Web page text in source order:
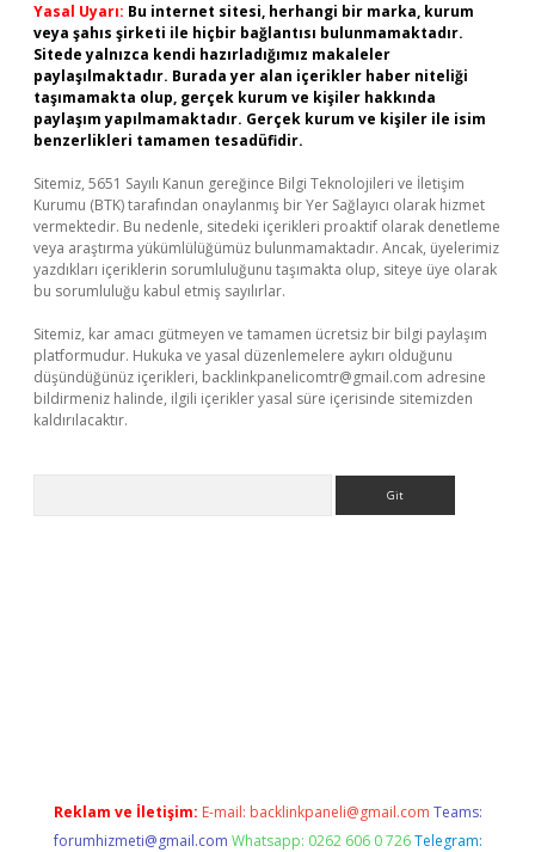
Yasal Uyarı: Bu internet sitesi, herhangi bir marka, kurum
veya şahıs şirketi ile hiçbir bağlantısı bulunmamaktadır.
Sitede yalnızca kendi hazırladığımız makaleler
paylaşılmaktadır. Burada yer alan içerikler haber niteliği
taşımamakta olup, gerçek kurum ve kişiler hakkında
paylaşım yapılmamaktadır. Gerçek kurum ve kişiler ile isim
benzerlikleri tamamen tesadüfidir.
Sitemiz, 5651 Sayılı Kanun gereğince Bilgi Teknolojileri ve İletişim
Kurumu (BTK) tarafından onaylanmış bir Yer Sağlayıcı olarak hizmet
vermektedir. Bu nedenle, sitedeki içerikleri proaktif olarak denetleme
veya araştırma yükümlülüğümüz bulunmamaktadır. Ancak, üyelerimiz
yazdıkları içeriklerin sorumluluğunu taşımakta olup, siteye üye olarak
bu sorumluluğu kabul etmiş sayılırlar.
Sitemiz, kar amacı gütmeyen ve tamamen ücretsiz bir bilgi paylaşım
platformudur. Hukuka ve yasal düzenlemelere aykırı olduğunu
düşündüğünüz içerikleri, backlinkpanelicomtr@gmail.com adresine
bildirmeniz halinde, ilgili içerikler yasal süre içerisinde sitemizden
kaldırılacaktır.
Reklam ve İletişim: E-mail: backlinkpaneli@gmail.com Teams:
forumhizmeti@gmail.com Whatsapp: 0262 606 0 726 Telegram: